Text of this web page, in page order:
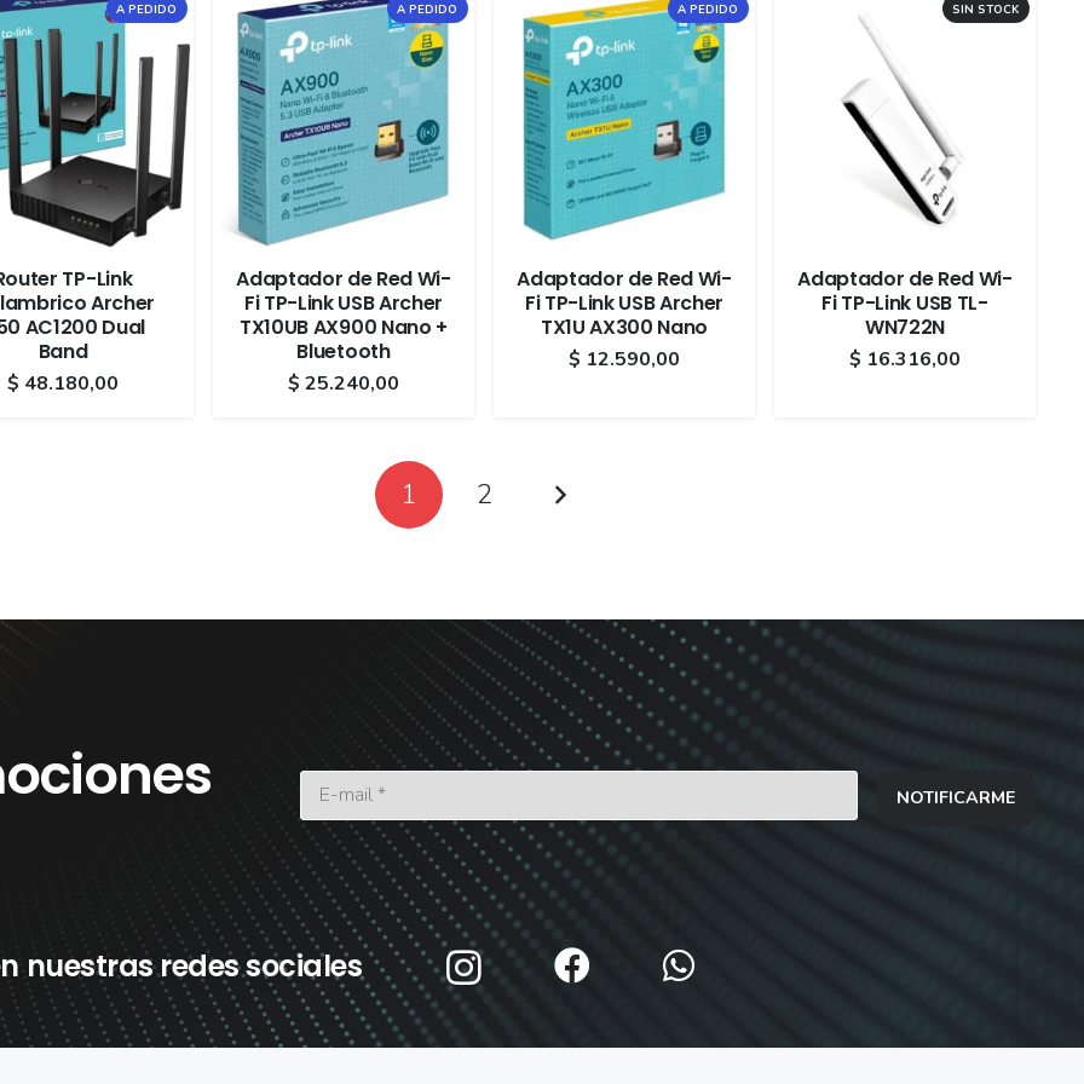
A PEDIDO
TP-Link
Archer
AC1200 Dual
Band
$ 48.180,00
A PEDIDO
Adaptador de Red Wi-
Fi TP-Link USB Archer
TX10UB AX900 Nano +
Bluetooth
$ 25.240,00
A PEDIDO
Adaptador de Red Wi-
Fi TP-Link USB Archer
TX1U AX300 Nano
$ 12.590,00
SIN STOCK
Adaptador de Red Wi-
Fi TP-Link USB TL-
WN722N
$ 16.316,00
1 2
NOTIFICARME
nuestras redes sociales